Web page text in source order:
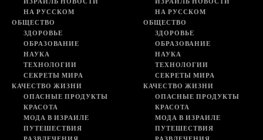
НА РУССКОМ
ОБЩЕСТВО
ЗДОРОВЬЕ
ОБРАЗОВАНИЕ
НАУКА
ТЕХНОЛОГИИ
СЕКРЕТЫ МИРА
КАЧЕСТВО ЖИЗНИ
ОПАСНЫЕ ПРОДУКТЫ
КРАСОТА
МОДА В ИЗРАИЛЕ
ПУТЕШЕСТВИЯ
НА РУССКОМ
ОБЩЕСТВО
ЗДОРОВЬЕ
ОБРАЗОВАНИЕ
НАУКА
ТЕХНОЛОГИИ
СЕКРЕТЫ МИРА
КАЧЕСТВО ЖИЗНИ
ОПАСНЫЕ ПРОДУКТЫ
КРАСОТА
МОДА В ИЗРАИЛЕ
ПУТЕШЕСТВИЯ